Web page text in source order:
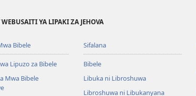
YA LIPAKI ZA JEHOVA
Bibele
Lipuzo za Bibele
Mwa Bibele
Sifalana
Bibele
Libuka ni Libroshuwa
Libroshuwa ni Libukanyana